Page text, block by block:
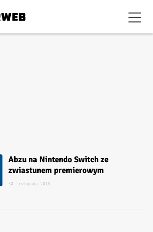
Abzu na Nintendo Switch ze
zwiastunem premierowym
30 listopada 2018